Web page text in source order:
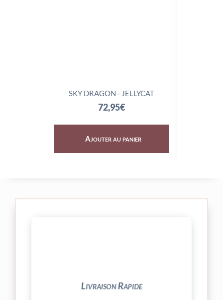
SKY DRAGON - JELLYCAT
72,95€
Ajouter au panier
Livraison Rapide